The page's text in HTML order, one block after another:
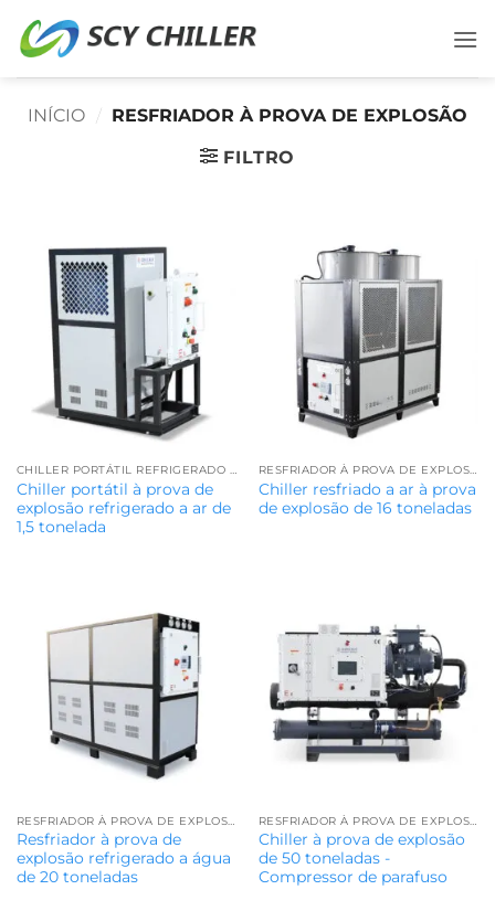
para
INÍCIO / RESFRIADOR À PROVA DE EXPLOSÃO
FILTRO
CHILLER PORTÁTIL REFRIGERADO A AR
Chiller portátil à prova de
explosão refrigerado a ar de
1,5 tonelada
RESFRIADOR À PROVA DE EXPLOSÃO
Chiller resfriado a ar à prova
de explosão de 16 toneladas
Resfriador à prova de
explosão refrigerado a água
de 20 toneladas
Chiller à prova de explosão
de 50 toneladas -
Compressor de parafuso